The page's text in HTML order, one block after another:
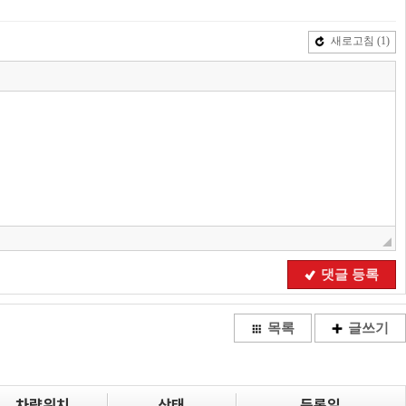
새로고침 (1)
댓글 등록
목록 글쓰기